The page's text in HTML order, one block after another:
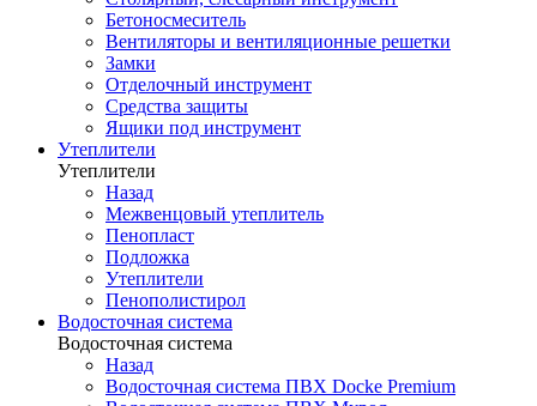
Бетоносмеситель
Вентиляторы и вентиляционные решетки
Замки
Отделочный инструмент
Средства защиты
Ящики под инструмент
Утеплители
Утеплители
Назад
Межвенцовый утеплитель
Пенопласт
Подложка
Утеплители
Пенополистирол
Водосточная система
Водосточная система
Назад
Водосточная система ПВХ Docke Premium